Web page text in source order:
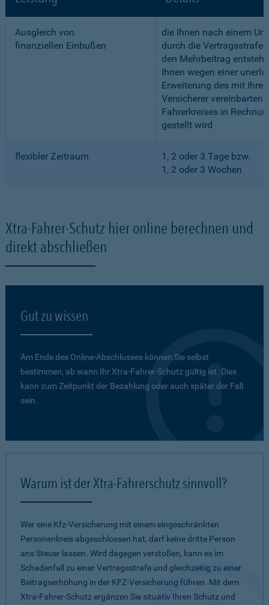
Ausgleich von
finanziellen Einbußen
die Ihnen nach einem
durch die Vertragsstrafe
den Mehrbeitrag
Ihnen wegen einer
Erweiterung des mit
Versicherer vereinbarten
Fahrerkreises in
gestellt wird
flexibler Zeitraum
1, 2 oder 3 Tage bzw.
1, 2 oder 3 Wochen
Xtra-Fahrer-Schutz hier online berechnen und
direkt abschließen
Gut zu wissen
Am Ende des Online-Abschlusses können Sie selbst
bestimmen, ab wann Ihr Xtra-Fahrer-Schutz gültig ist. Dies
kann zum Zeitpunkt der Bezahlung oder auch später der Fall
sein.
Warum ist der Xtra-Fahrerschutz sinnvoll?
Wer eine Kfz-Versicherung mit einem eingeschränkten
Personenkreis abgeschlossen hat, darf keine dritte Person
ans Steuer lassen. Wird dagegen verstoßen, kann es im
Schadenfall zu einer Vertragsstrafe und gleichzeitig zu einer
Beitragserhöhung in der KFZ-Versicherung führen. Mit dem
Xtra-Fahrer-Schutz ergänzen Sie situativ Ihren Schutz und